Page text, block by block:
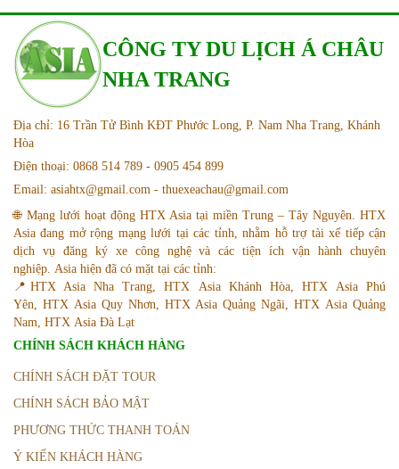
CÔNG TY DU LỊCH Á CHÂU
NHA TRANG
Địa chỉ: 16 Trần Tử Bình KĐT Phước Long, P. Nam Nha Trang, Khánh
Hòa
Điện thoại: 0868 514 789 - 0905 454 899
Email: asiahtx@gmail.com - thuexeachau@gmail.com
🌐 Mạng lưới hoạt động HTX Asia tại miền Trung – Tây Nguyên. HTX
Asia đang mở rộng mạng lưới tại các tỉnh, nhằm hỗ trợ tài xế tiếp cận
dịch vụ đăng ký xe công nghệ và các tiện ích vận hành chuyên
nghiệp. Asia hiện đã có mặt tại các tỉnh:
📍HTX Asia Nha Trang, HTX Asia Khánh Hòa, HTX Asia Phú
Yên, HTX Asia Quy Nhơn, HTX Asia Quảng Ngãi, HTX Asia Quảng
Nam, HTX Asia Đà Lạt
CHÍNH SÁCH KHÁCH HÀNG
CHÍNH SÁCH ĐẶT TOUR
CHÍNH SÁCH BẢO MẬT
PHƯƠNG THỨC THANH TOÁN
Ý KIẾN KHÁCH HÀNG